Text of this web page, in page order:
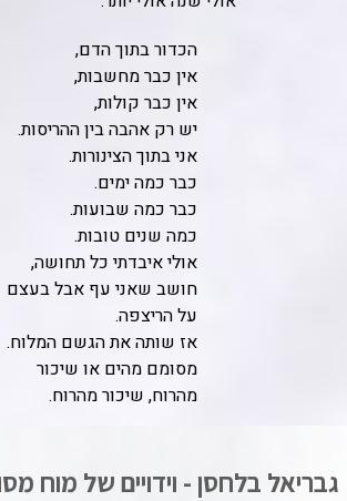
הכדור בתוך הדם,
אין כבר מחשבות,
אין כבר קולות,
יש רק אהבה בין ההריסות.
אני בתוך הצינורות.
כבר כמה ימים.
כבר כמה שבועות.
כמה שנים טובות.
אולי איבדתי כל תחושה,
חושב שאני עף אבל בעצם
על הריצפה.
אז שותה את הגשם המלוח.
מסומם מהים או שיכור
מהרוח, שיכור מהרוח.
גבריאל בלחסן - וידויים של מוח